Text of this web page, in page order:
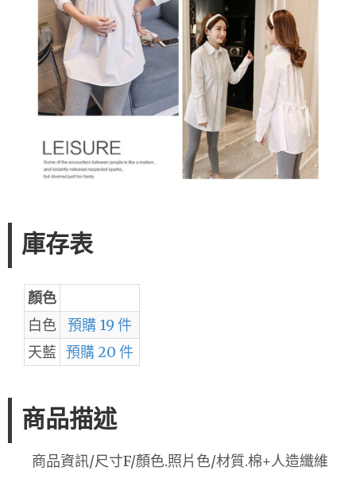
庫存表
顏色
白色
預購 19 件
天藍 預購 20 件
商品描述
商品資訊/尺寸F/顏色.照片色/材質.棉+人造纖維